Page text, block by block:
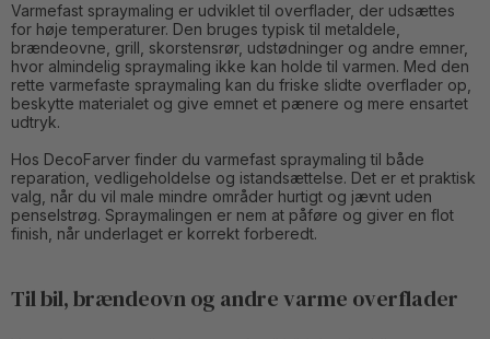
Varmefast spraymaling er udviklet til overflader, der udsættes
for høje temperaturer. Den bruges typisk til metaldele,
brændeovne, grill, skorstensrør, udstødninger og andre emner,
hvor almindelig spraymaling ikke kan holde til varmen. Med den
rette varmefaste spraymaling kan du friske slidte overflader op,
beskytte materialet og give emnet et pænere og mere ensartet
udtryk.
Hos DecoFarver finder du varmefast spraymaling til både
reparation, vedligeholdelse og istandsættelse. Det er et praktisk
valg, når du vil male mindre områder hurtigt og jævnt uden
penselstrøg. Spraymalingen er nem at påføre og giver en flot
finish, når underlaget er korrekt forberedt.
Til bil, brændeovn og andre varme overflader